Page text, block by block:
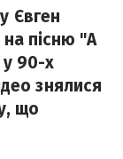
Євген
пісню "А
у 90-х
знялися
що